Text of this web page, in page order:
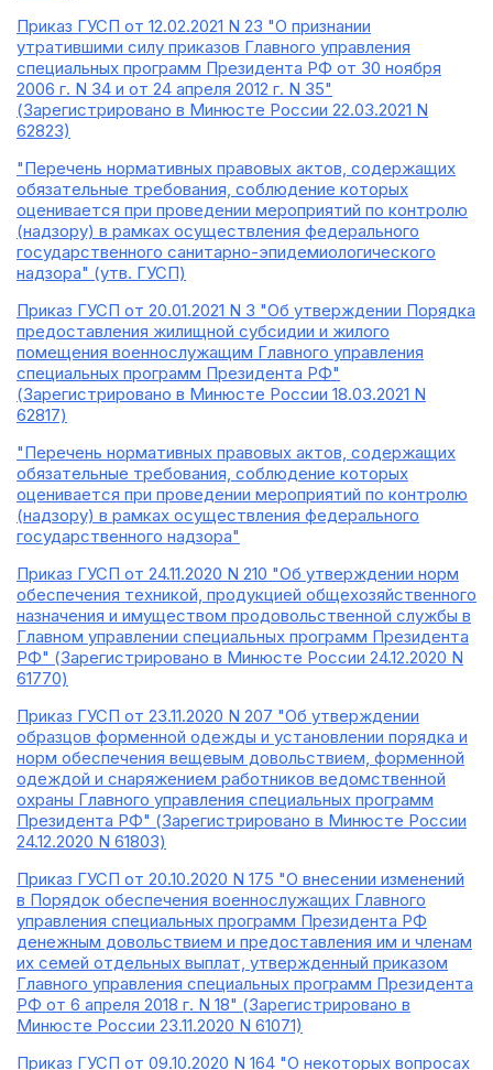
Приказ ГУСП от 12.02.2021 N 23 "О признании
утратившими силу приказов Главного управления
специальных программ Президента РФ от 30 ноября
2006 г. N 34 и от 24 апреля 2012 г. N 35"
(Зарегистрировано в Минюсте России 22.03.2021 N
62823)
"Перечень нормативных правовых актов, содержащих
обязательные требования, соблюдение которых
оценивается при проведении мероприятий по контролю
(надзору) в рамках осуществления федерального
государственного санитарно-эпидемиологического
надзора" (утв. ГУСП)
Приказ ГУСП от 20.01.2021 N 3 "Об утверждении Порядка
предоставления жилищной субсидии и жилого
помещения военнослужащим Главного управления
специальных программ Президента РФ"
(Зарегистрировано в Минюсте России 18.03.2021 N
62817)
"Перечень нормативных правовых актов, содержащих
обязательные требования, соблюдение которых
оценивается при проведении мероприятий по контролю
(надзору) в рамках осуществления федерального
государственного надзора"
Приказ ГУСП от 24.11.2020 N 210 "Об утверждении норм
обеспечения техникой, продукцией общехозяйственного
назначения и имуществом продовольственной службы в
Главном управлении специальных программ Президента
РФ" (Зарегистрировано в Минюсте России 24.12.2020 N
61770)
Приказ ГУСП от 23.11.2020 N 207 "Об утверждении
образцов форменной одежды и установлении порядка и
норм обеспечения вещевым довольствием, форменной
одеждой и снаряжением работников ведомственной
охраны Главного управления специальных программ
Президента РФ" (Зарегистрировано в Минюсте России
24.12.2020 N 61803)
Приказ ГУСП от 20.10.2020 N 175 "О внесении изменений
в Порядок обеспечения военнослужащих Главного
управления специальных программ Президента РФ
денежным довольствием и предоставления им и членам
их семей отдельных выплат, утвержденный приказом
Главного управления специальных программ Президента
РФ от 6 апреля 2018 г. N 18" (Зарегистрировано в
Минюсте России 23.11.2020 N 61071)
Приказ ГУСП от 09.10.2020 N 164 "О некоторых вопросах